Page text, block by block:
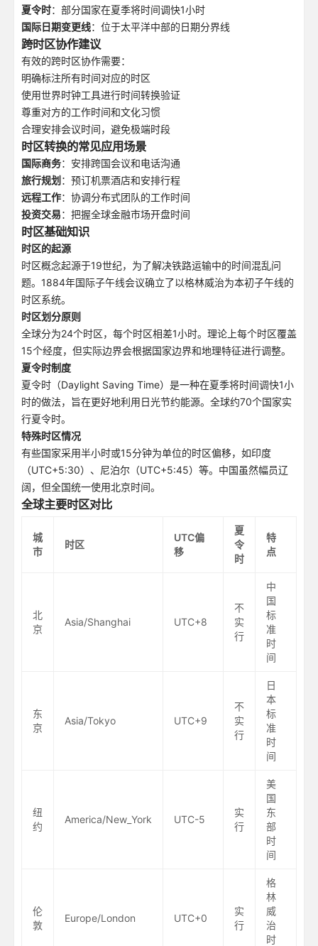
夏令时：部分国家在夏季将时间调快1小时
国际日期变更线：位于太平洋中部的日期分界线
跨时区协作建议
有效的跨时区协作需要：
明确标注所有时间对应的时区
使用世界时钟工具进行时间转换验证
尊重对方的工作时间和文化习惯
合理安排会议时间，避免极端时段
时区转换的常见应用场景
国际商务：安排跨国会议和电话沟通
旅行规划 ：预订机票酒店和安排行程
远程工作：协调分布式团队的工作时间
投资交易：把握全球金融市场开盘时间
时区基础知识
时区的起源
时区概念起源于19世纪，为了解决铁路运输中的时间混乱问
题。1884年国际子午线会议确立了以格林威治为本初子午线的
时区系统。
时区划分原则
全球分为24个时区，每个时区相差1小时。理论上每个时区覆盖
15个经度，但实际边界会根据国家边界和地理特征进行调整。
夏令时制度
夏令时（Daylight Saving Time）是一种在夏季将时间调快1小
时的做法，旨在更好地利用日光节约能源。全球约70个国家实
行夏令时。
特殊时区情况
有些国家采用半小时或15分钟为单位的时区偏移，如印度
（UTC+5:30）、尼泊尔（UTC+5:45）等。中国虽然幅员辽
阔，但全国统一使用北京时间。
全球主要时区对比
城
市
时区
UTC偏
移
夏
令
时
特
点
北
京
Asia/Shanghai UTC+8
不
实
行
中
国
标
准
时
间
东
京
Asia/Tokyo UTC+9
不
实
行
日
本
标
准
时
间
纽
约
America/New_York UTC-5
实
行
美
国
东
部
时
间
伦
敦
Europe/London UTC+0
实
行
格
林
威
治
时